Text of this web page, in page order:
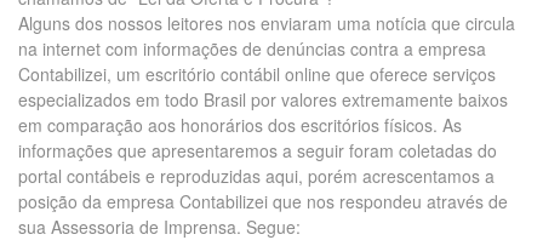
Alguns dos nossos leitores nos enviaram uma notícia que circula
na internet com informações de denúncias contra a empresa
Contabilizei, um escritório contábil online que oferece serviços
especializados em todo Brasil por valores extremamente baixos
em comparação aos honorários dos escritórios físicos. As
informações que apresentaremos a seguir foram coletadas do
portal contábeis e reproduzidas aqui, porém acrescentamos a
posição da empresa Contabilizei que nos respondeu através de
sua Assessoria de Imprensa. Segue: